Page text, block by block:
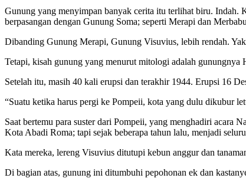
Gunung yang menyimpan banyak cerita itu terlihat biru.
berpasangan dengan Gunung Soma; seperti Merapi dan
Dibanding Gunung Merapi, Gunung Visuvius, lebih rendah.
Tetapi, kisah gunung yang menurut mitologi adalah gunungnya
Setelah itu, masih 40 kali erupsi dan terakhir 1944. Erupsi 16
“Suatu ketika harus pergi ke Pompeii, kota yang dulu dikubur
Saat bertemu para suster dari Pompeii, yang menghadiri
Kota Abadi Roma; tapi sejak beberapa tahun lalu, menjadi
Kata mereka, lereng Visuvius ditutupi kebun anggur dan
Di bagian atas, gunung ini ditumbuhi pepohonan ek dan